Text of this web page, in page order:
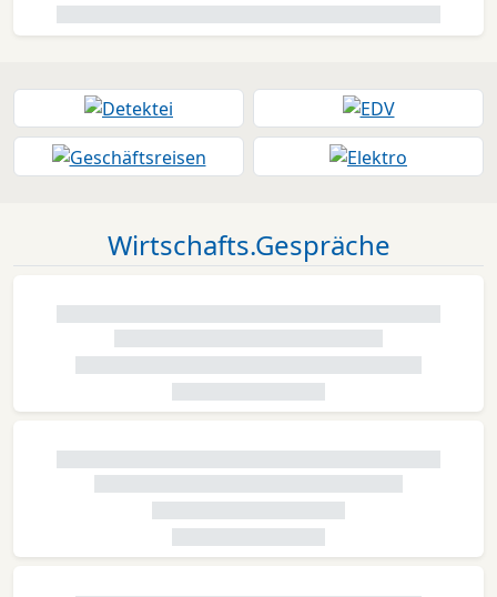
Wirtschafts.Gespräche